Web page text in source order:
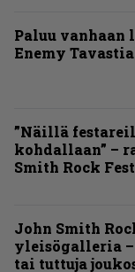
Paluu
Enemy
”Näillä
kohdallaan” –
Smith Rock
John Smith
yleisögalleria
tai tuttuja